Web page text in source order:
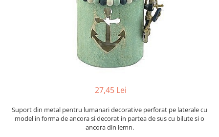
Barci, vapoare, ambarcatiuni
Decoratiuni care se agata
27,45 Lei
Suport din metal pentru lumanari decorative perforat pe laterale cu
model in forma de ancora si decorat in partea de sus cu bilute si o
ancora din lemn.